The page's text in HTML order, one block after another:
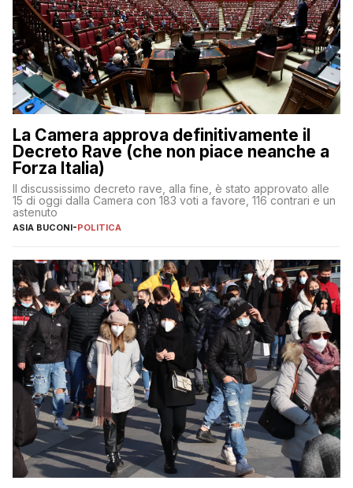
La Camera approva definitivamente il
Decreto Rave (che non piace neanche a
Forza Italia)
Il discussissimo decreto rave, alla fine, è stato approvato alle
15 di oggi dalla Camera con 183 voti a favore, 116 contrari e un
astenuto
ASIA BUCONI-POLITICA